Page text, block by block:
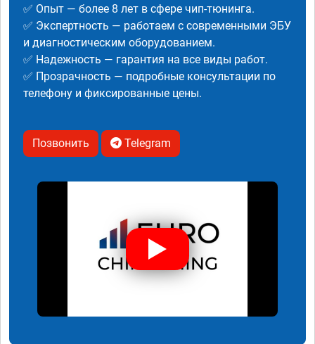
✅ Опыт — более 8 лет в сфере чип-тюнинга.
✅ Экспертность — работаем с современными ЭБУ
и диагностическим оборудованием.
✅ Надежность — гарантия на все виды работ.
✅ Прозрачность — подробные консультации по
телефону и фиксированные цены.
Позвонить Telegram